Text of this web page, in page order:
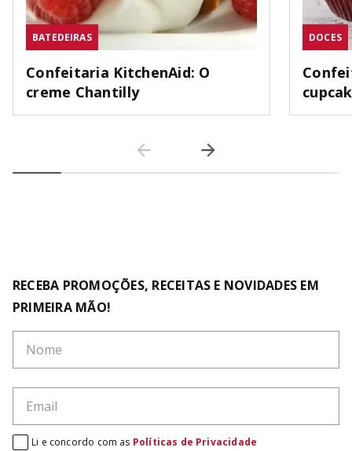
BATEDEIRAS
Confeitaria KitchenAid: O
creme Chantilly
DOCES
RECEBA PROMOÇÕES, RECEITAS E NOVIDADES EM
PRIMEIRA MÃO!
Li e concordo com as Políticas de Privacidade